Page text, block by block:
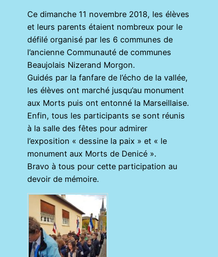
Ce dimanche 11 novembre 2018, les élèves
et leurs parents étaient nombreux pour le
défilé organisé par les 6 communes de
l’ancienne Communauté de communes
Beaujolais Nizerand Morgon.
Guidés par la fanfare de l’écho de la vallée,
les élèves ont marché jusqu’au monument
aux Morts puis ont entonné la Marseillaise.
Enfin, tous les participants se sont réunis
à la salle des fêtes pour admirer
l’exposition « dessine la paix » et « le
monument aux Morts de Denicé ».
Bravo à tous pour cette participation au
devoir de mémoire.